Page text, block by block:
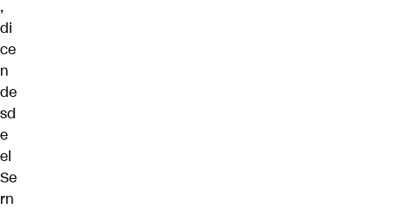
,
di
ce
n
de
sd
e
el
Se
rn